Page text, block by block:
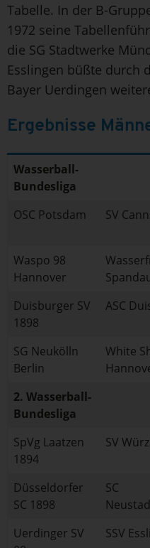
Tabelle. In der B-
1972 seine
die SG Stadtwerke
Esslingen büßte durch
Bayer Uerdingen
Ergebnisse
Wasserball-
Bundesliga
OSC Potsdam
SV
Waspo 98
Hannover
Duisburger SV
1898
ASC
SG Neukölln
Berlin
White
2. Wasserball-
Bundesliga
SpVg Laatzen
1894
SV
Düsseldorfer
SC 1898
SC
Uerdinger SV
SSV